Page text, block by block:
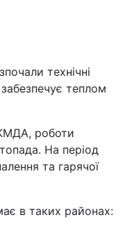
технічні
теплом
роботи
На період
та гарячої
в таких районах: